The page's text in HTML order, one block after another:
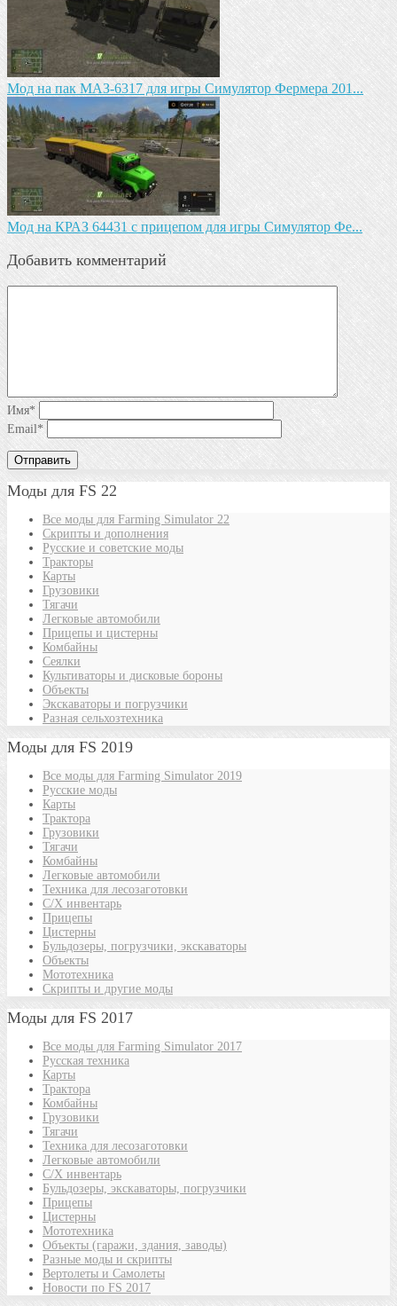
Мод на пак МАЗ-6317 для игры Симулятор Фермера 201...
Мод на КРАЗ 64431 с прицепом для игры Симулятор Фе...
Добавить комментарий
Имя*
Email*
Моды для FS 22
Все моды для Farming Simulator 22
Скрипты и дополнения
Русские и советские моды
Тракторы
Карты
Грузовики
Тягачи
Легковые автомобили
Прицепы и цистерны
Комбайны
Сеялки
Культиваторы и дисковые бороны
Объекты
Экскаваторы и погрузчики
Разная сельхозтехника
Моды для FS 2019
Все моды для Farming Simulator 2019
Русские моды
Карты
Трактора
Грузовики
Тягачи
Комбайны
Легковые автомобили
Техника для лесозаготовки
С/Х инвентарь
Прицепы
Цистерны
Бульдозеры, погрузчики, экскаваторы
Объекты
Мототехника
Скрипты и другие моды
Моды для FS 2017
Все моды для Farming Simulator 2017
Русская техника
Карты
Трактора
Комбайны
Грузовики
Тягачи
Техника для лесозаготовки
Легковые автомобили
С/Х инвентарь
Бульдозеры, экскаваторы, погрузчики
Прицепы
Цистерны
Мототехника
Объекты (гаражи, здания, заводы)
Разные моды и скрипты
Вертолеты и Самолеты
Новости по FS 2017